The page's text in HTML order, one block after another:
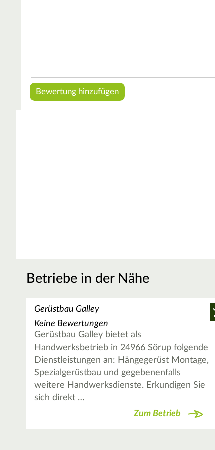
Betriebe in der Nähe
Gerüstbau Galley
Keine Bewertungen
Gerüstbau Galley bietet als
Handwerksbetrieb in 24966 Sörup folgende
Dienstleistungen an: Hängegerüst Montage,
Spezialgerüstbau und gegebenenfalls
weitere Handwerksdienste. Erkundigen Sie
sich direkt …
Zum Betrieb